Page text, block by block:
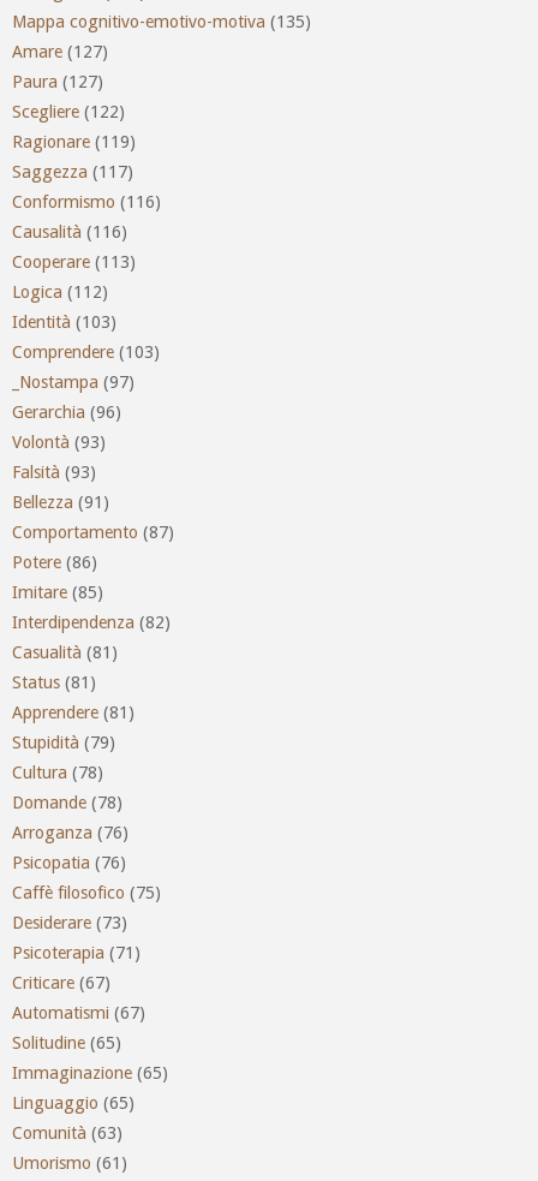
Mappa cognitivo-emotivo-motiva (135)
Amare (127)
Paura (127)
Scegliere (122)
Ragionare (119)
Saggezza (117)
Conformismo (116)
Causalità (116)
Cooperare (113)
Logica (112)
Identità (103)
Comprendere (103)
_Nostampa (97)
Gerarchia (96)
Volontà (93)
Falsità (93)
Bellezza (91)
Comportamento (87)
Potere (86)
Imitare (85)
Interdipendenza (82)
Casualità (81)
Status (81)
Apprendere (81)
Stupidità (79)
Cultura (78)
Domande (78)
Arroganza (76)
Psicopatia (76)
Caffè filosofico (75)
Desiderare (73)
Psicoterapia (71)
Criticare (67)
Automatismi (67)
Solitudine (65)
Immaginazione (65)
Linguaggio (65)
Comunità (63)
Umorismo (61)